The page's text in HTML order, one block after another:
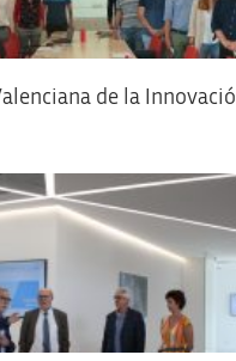
de la Innovació